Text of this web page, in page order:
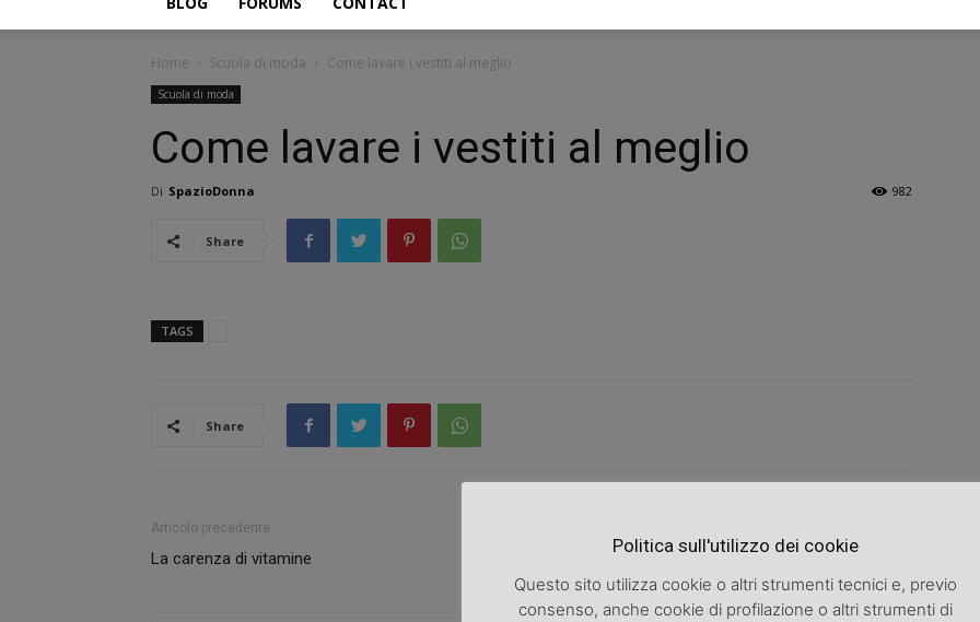
Home Scuola di moda Come lavare i vestiti al meglio
Scuola di moda
Come lavare i vestiti al meglio
Di SpazioDonna 982
Share
TAGS
Share
Articolo precedente
La carenza di vitamine Vestirsi con una maglietta bianca
Politica sull'utilizzo dei cookie
Questo sito utilizza cookie o altri strumenti tecnici e, previo
consenso, anche cookie di profilazione o altri strumenti di